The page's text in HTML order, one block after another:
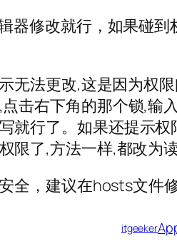
器修改就行，如果碰
无法更改,这是因为权
击右下角的那个锁,输
就行了。如果还提示
限了,方法一样,都改为读
全，建议在hosts文件
itgeeker